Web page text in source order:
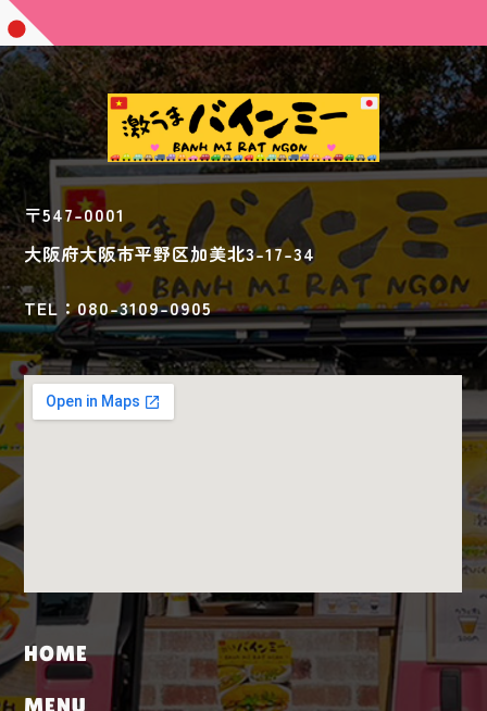
〒547-0001
大阪府大阪市平野区加美北3-17-34
TEL：080-3109-0905
HOME
MENU